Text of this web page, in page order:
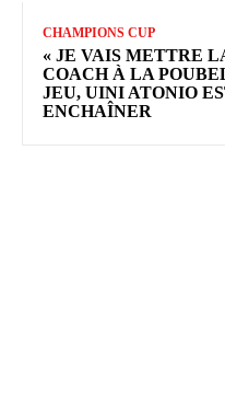
CHAMPIONS CUP
« JE VAIS METTRE
COACH À LA
JEU, UINI ATONIO
ENCHAÎNER